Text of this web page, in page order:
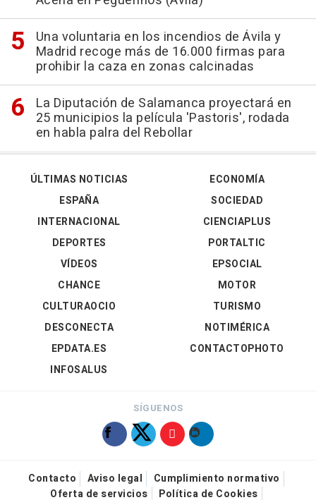
Una voluntaria en los incendios de Ávila y
Madrid recoge más de 16.000 firmas para
prohibir la caza en zonas calcinadas
La Diputación de Salamanca proyectará en
25 municipios la película 'Pastoris', rodada
en habla palra del Rebollar
ÚLTIMAS NOTICIAS
ESPAÑA
INTERNACIONAL
DEPORTES
VÍDEOS
ECONOMÍA
SOCIEDAD
CIENCIAPLUS
PORTALTIC
EPSOCIAL
CHANCE
CULTURAOCIO
DESCONECTA
EPDATA.ES
INFOSALUS
MOTOR
TURISMO
NOTIMÉRICA
CONTACTOPHOTO
SÍGUENOS
Contacto Aviso legal
Cumplimiento normativo
Oferta de servicios
Política de Cookies